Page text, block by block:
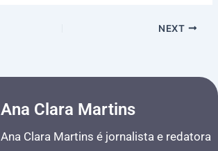
NEXT
Ana Clara Martins
Ana Clara Martins é jornalista e redatora